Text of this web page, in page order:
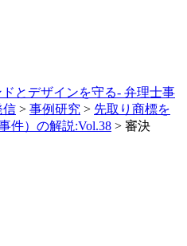
とデザインを守る- 弁理士事
信 > 事例研究 > 先取り商標を
件）の解説:Vol.38 > 審決